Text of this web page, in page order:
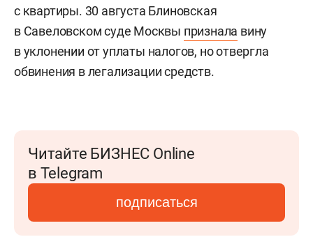
с квартиры. 30 августа Блиновская
в Савеловском суде Москвы признала вину
в уклонении от уплаты налогов, но отвергла
обвинения в легализации средств.
Читайте БИЗНЕС Online
в Telegram
подписаться